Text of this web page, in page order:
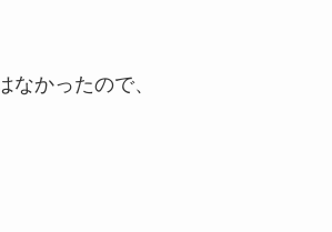
なかったので、